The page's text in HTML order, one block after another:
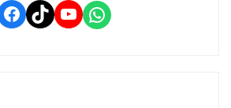
Facebook
TikTokYouTube
WhatsApp